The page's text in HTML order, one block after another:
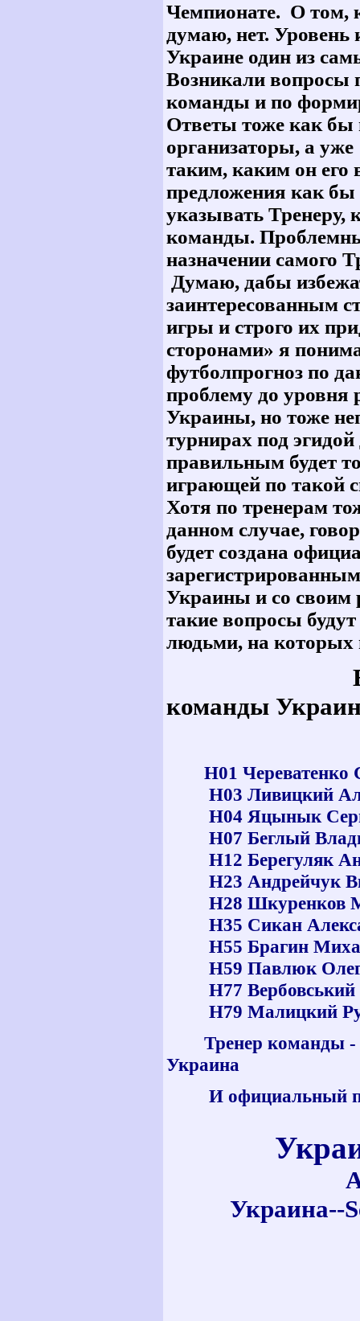
Чемпионате. О том,
думаю, нет.
Украине один из
Возникали вопросы
команды и по
Ответы тоже как бы
организаторы, а
таким, каким он его
предложения как
указывать Тренеру,
команды.
назначении самого
Думаю, дабы
заинтересованным
игры и строго их
сторонами» я
футболпрогноз по
проблему до уровня
Украины, но тоже
турнирах под
правильным будет
играющей по такой
Хотя по тренерам
данном случае,
будет создана
Украины и со своим
такие вопросы
людьми, на которых
В
команды
H01 Череватенко
H03 Ливицкий
H04 Яцынык
H07 Беглый
H12 Берегуляк
H23 Андрейчук
H28 Шкуренков
H35 Сикан
H55 Брагин
H59 Павлюк
H77
H79 Малицкий
Тренер команды
Украина
И официальный
Украина--